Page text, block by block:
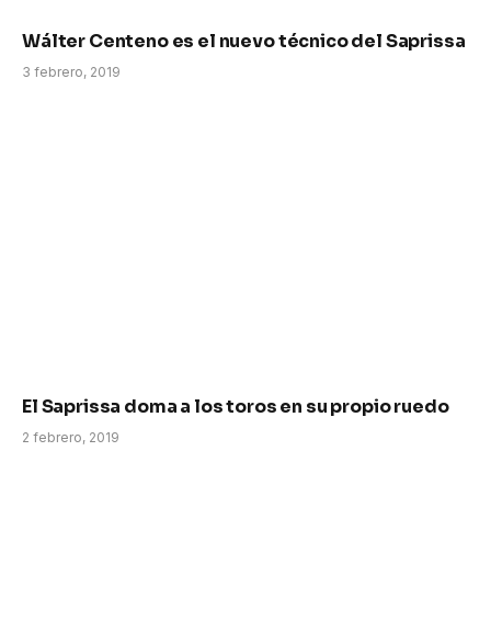
Wálter Centeno es el nuevo técnico del Saprissa
3 febrero, 2019
El Saprissa doma a los toros en su propio ruedo
2 febrero, 2019